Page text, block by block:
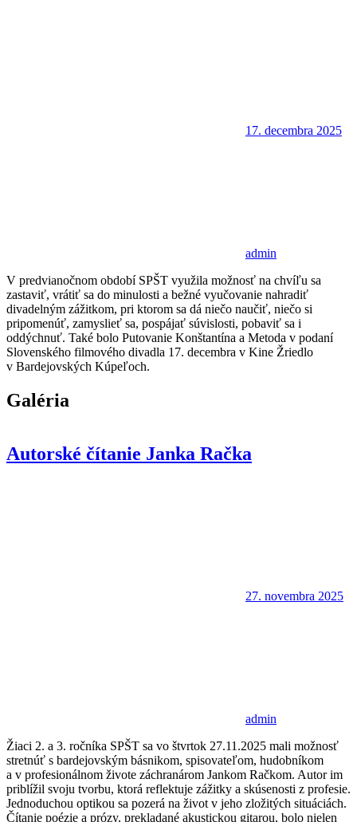
17. decembra 2025
admin
V predvianočnom období SPŠT využila možnosť na chvíľu sa
zastaviť, vrátiť sa do minulosti a bežné vyučovanie nahradiť
divadelným zážitkom, pri ktorom sa dá niečo naučiť, niečo si
pripomenúť, zamyslieť sa, pospájať súvislosti, pobaviť sa i
oddýchnuť. Také bolo Putovanie Konštantína a Metoda v podaní
Slovenského filmového divadla 17. decembra v Kine Žriedlo
v Bardejovských Kúpeľoch.
Galéria
Autorské čítanie Janka Račka
27. novembra 2025
admin
Žiaci 2. a 3. ročníka SPŠT sa vo štvrtok 27.11.2025 mali možnosť
stretnúť s bardejovským básnikom, spisovateľom, hudobníkom
a v profesionálnom živote záchranárom Jankom Račkom. Autor im
priblížil svoju tvorbu, ktorá reflektuje zážitky a skúsenosti z profesie.
Jednoduchou optikou sa pozerá na život v jeho zložitých situáciách.
Čítanie poézie a prózy, prekladané akustickou gitarou, bolo nielen